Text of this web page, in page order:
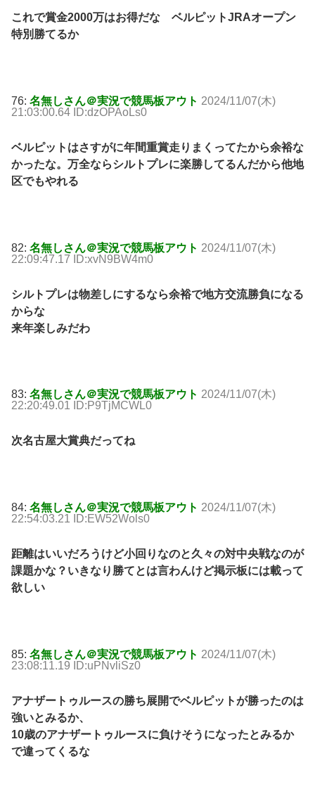
これで賞金2000万はお得だな ベルピットJRAオープン
特別勝てるか
76: 名無しさん＠実況で競馬板アウト 2024/11/07(木)
21:03:00.64 ID:dzOPAoLs0
ベルピットはさすがに年間重賞走りまくってたから余裕な
かったな。万全ならシルトプレに楽勝してるんだから他地
区でもやれる
82: 名無しさん＠実況で競馬板アウト 2024/11/07(木)
22:09:47.17 ID:xvN9BW4m0
シルトプレは物差しにするなら余裕で地方交流勝負になる
からな
来年楽しみだわ
83: 名無しさん＠実況で競馬板アウト 2024/11/07(木)
22:20:49.01 ID:P9TjMCWL0
次名古屋大賞典だってね
84: 名無しさん＠実況で競馬板アウト 2024/11/07(木)
22:54:03.21 ID:EW52Wols0
距離はいいだろうけど小回りなのと久々の対中央戦なのが
課題かな？いきなり勝てとは言わんけど掲示板には載って
欲しい
85: 名無しさん＠実況で競馬板アウト 2024/11/07(木)
23:08:11.19 ID:uPNvliSz0
アナザートゥルースの勝ち展開でベルピットが勝ったのは
強いとみるか、
10歳のアナザートゥルースに負けそうになったとみるか
で違ってくるな